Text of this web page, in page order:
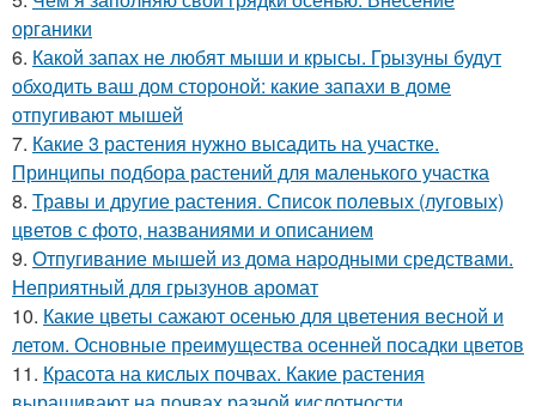
органики
6. Какой запах не любят мыши и крысы. Грызуны будут
обходить ваш дом стороной: какие запахи в доме
отпугивают мышей
7. Какие 3 растения нужно высадить на участке.
Принципы подбора растений для маленького участка
8. Травы и другие растения. Список полевых (луговых)
цветов с фото, названиями и описанием
9. Отпугивание мышей из дома народными средствами.
Неприятный для грызунов аромат
10. Какие цветы сажают осенью для цветения весной и
летом. Основные преимущества осенней посадки цветов
11. Красота на кислых почвах. Какие растения